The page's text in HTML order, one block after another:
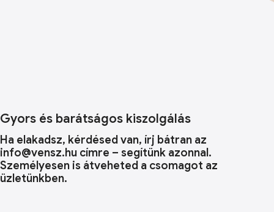
Gyors és barátságos kiszolgálás
Ha elakadsz, kérdésed van, írj bátran az
info@vensz.hu címre – segítünk azonnal.
Személyesen is átveheted a csomagot az
üzletünkben.